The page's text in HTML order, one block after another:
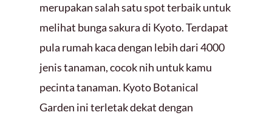
merupakan salah satu spot terbaik untuk
melihat bunga sakura di Kyoto. Terdapat
pula rumah kaca dengan lebih dari 4000
jenis tanaman, cocok nih untuk kamu
pecinta tanaman. Kyoto Botanical
Garden ini terletak dekat dengan